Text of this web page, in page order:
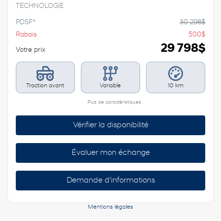
TECHNOLOGIE
PDSF* 30 298$
Rabais
500$
Votre prix 29 798$
Traction avant Variable 10 km
Plus de caractéristiques
Vérifier la disponibilité
Évaluer mon échange
Demande d'informations
Mentions légales